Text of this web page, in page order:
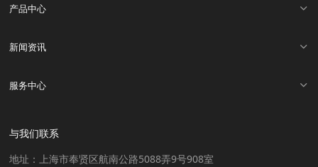
产品中心
新闻资讯
服务中心
与我们联系
地址：上海市奉贤区航南公路5088弄9号908室